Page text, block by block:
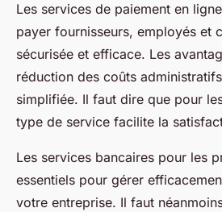
Les services de paiement en
payer fournisseurs, employés et
sécurisée et efficace. Les
réduction des coûts
simplifiée. Il faut dire que pour
type de service facilite la
Les services bancaires pour les
essentiels pour gérer
votre entreprise. Il faut